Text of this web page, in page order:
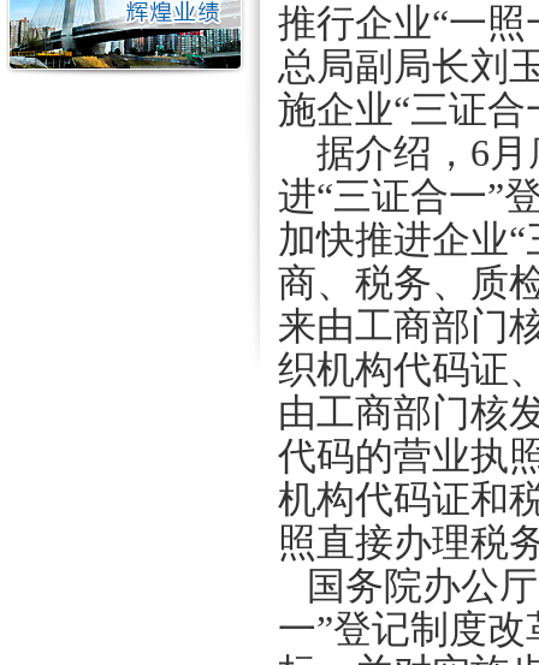
推行企业“一
总局副局长刘
施企业“三证
据介绍， 6
进“三证合一”
加快推进企业
商、税务、质
来由工商部门
织机构代码证
由工商部门核
代码的营业执
机构代码证和
照直接办理税
国务院办公
一”登记制度